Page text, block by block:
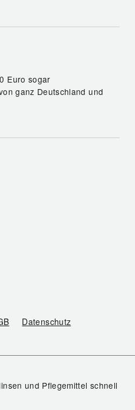
Euro sogar
ganz Deutschland und
Datenschutz
und Pflegemittel schnell